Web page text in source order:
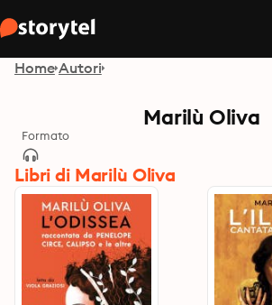
Home Autori
Marilù Oliva
Formato
Libri di Marilù Oliva